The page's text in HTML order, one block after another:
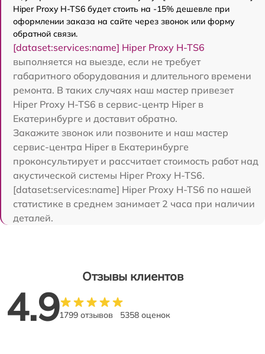
Hiper Proxy H-TS6 будет стоить на -15% дешевле при
оформлении заказа на сайте через звонок или форму
обратной связи.
[dataset:services:name] Hiper Proxy H-TS6
выполняется на выезде, если не требует
габаритного оборудования и длительного времени
ремонта. В таких случаях наш мастер привезет
Hiper Proxy H-TS6 в сервис-центр Hiper в
Екатеринбурге и доставит обратно.
Закажите звонок или позвоните и наш мастер
сервис-центра Hiper в Екатеринбурге
проконсультирует и рассчитает стоимость работ над
акустической системы Hiper Proxy H-TS6.
[dataset:services:name] Hiper Proxy H-TS6 по нашей
статистике в среднем занимает 2 часа при наличии
деталей.
Отзывы клиентов
4.91799 отзывов 5358 оценок